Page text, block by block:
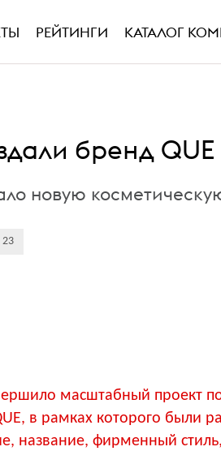
РЕЙТИНГИ КАТАЛОГ
бренд QUE
новую
23
масштабный проект
в рамках которого были
название, фирменный